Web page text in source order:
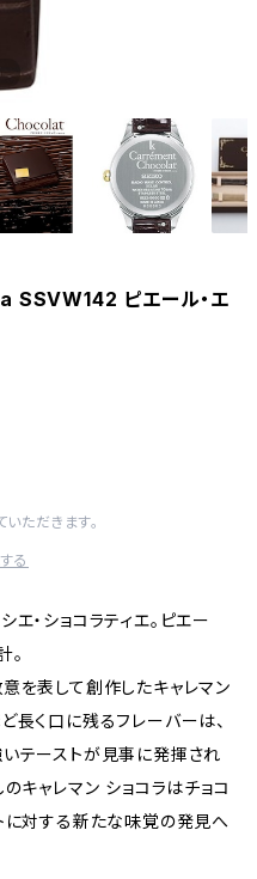
SSVW142 ピエール・エ
ただきます。
る
・ショコラティエ。ピエー
。
を表して創作したキャレマン
長く口に残るフレーバーは、
テーストが見事に発揮され
キャレマン ショコラはチョコ
に対する新たな味覚の発見へ